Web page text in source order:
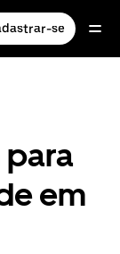
se
para
em